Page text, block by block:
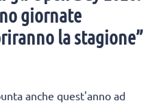
giornate
la stagione”
anche quest'anno ad